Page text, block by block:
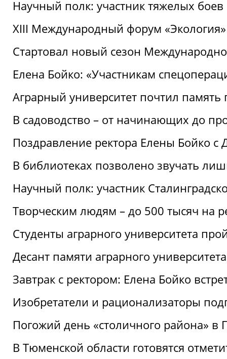
Научный полк: участник тяжелых
XIII Международный форум
Стартовал новый сезон
Елена Бойко: «Участникам
Аграрный университет почтил
В садоводство – от начинающих до
Поздравление ректора Елены Бойко
В библиотеках позволено звучать
Научный полк: участник
Творческим людям – до 500 тысяч на
Студенты аграрного университета
Десант памяти аграрного
Завтрак с ректором: Елена Бойко
Изобретатели и рационализаторы
Погожий день «столичного района» в
В Тюменской области готовятся